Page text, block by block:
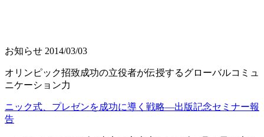
お知らせ 2014/03/03
オリンピック招致成功の立役者が伝授するグローバルコミュ
ニケーション力
ニック式、プレゼンを成功に導く戦略―出版記念セミナー報
告